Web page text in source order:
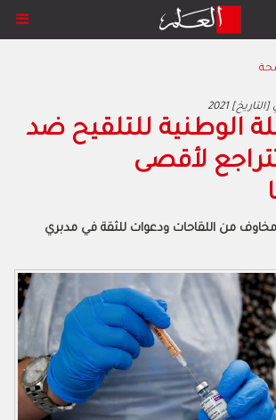
الوطنية للتلقيح ضد
19 تتراجع لأقصى
من اللقاحات ودعوات للثقة في مدبري